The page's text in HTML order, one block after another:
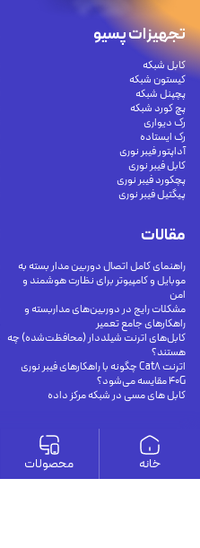
وستا
ارتباط با ما
درباره ما
تجهیزات پسیو
کابل شبکه
کیستون شبکه
پچپنل شبکه
پچ کورد شبکه
رک دیواری
رک ایستاده
آداپتور فیبر نوری
کابل فیبر نوری
پچکورد فیبر نوری
پیگتیل فیبر نوری
مقالات
راهنمای کامل اتصال دوربین مدار بسته به
موبایل و کامپیوتر برای نظارت هوشمند و
امن
مشکلات رایج در دوربین‌های مداربسته و
راهکارهای جامع تعمیر
کابل‌های اترنت شیلددار (محافظت‌شده) چه
هستند؟
اترنت Cat8 چگونه با راهکارهای فیبر نوری
40G مقایسه می‌شود؟
کابل های مسی در شبکه مرکز داده
خانه محصولات